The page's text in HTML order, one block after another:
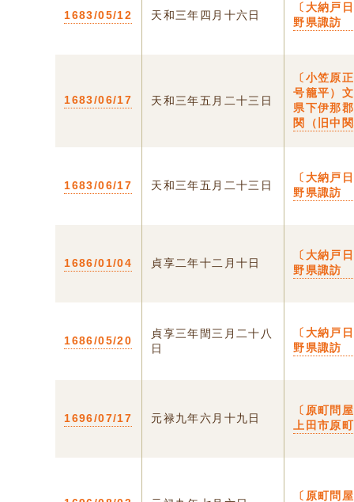
1683/05/12 天和三年四月十六日
〔大納戸
野県諏訪
1683/06/17 天和三年五月二十三日
〔小笠原
号籠平）
県下伊那
関（旧中
1683/06/17 天和三年五月二十三日
〔大納戸
野県諏訪
1686/01/04 貞享二年十二月十日
〔大納戸
野県諏訪
1686/05/20
貞享三年閏三月二十八
日
〔大納戸
野県諏訪
1696/07/17 元禄九年六月十九日
〔原町問
上田市原町
〔原町問